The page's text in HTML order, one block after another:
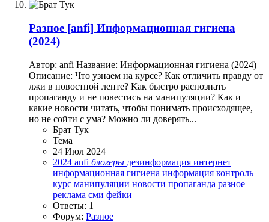
Разное [anfi] Информационная гигиена
(2024)
Автор: anfi Название: Информационная гигиена (2024)
Описание: Что узнаем на курсе? Как отличить правду от
лжи в новостной ленте? Как быстро распознать
пропаганду и не повестись на манипуляции? Как и
какие новости читать, чтобы понимать происходящее,
но не сойти с ума? Можно ли доверять...
Брат Тук
Тема
24 Июл 2024
2024 anfi блогеры дезинформация интернет
информационная гигиена информация контроль
курс манипуляции новости пропаганда разное
реклама сми фейки
Ответы: 1
Форум: Разное